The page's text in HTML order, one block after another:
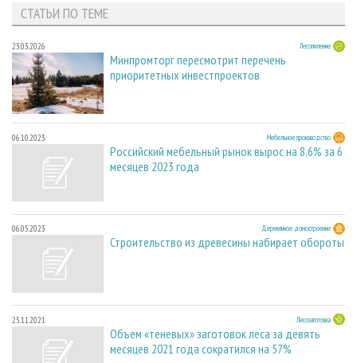
СТАТЬИ ПО ТЕМЕ
23.03.2026 Лесопиление
Минпромторг пересмотрит перечень
приоритетных инвестпроектов
06.10.2023 Мебельное производство
Российский мебельный рынок вырос на 8,6% за 6
месяцев 2023 года
06.05.2023 Деревянное домостроение
Строительство из древесины набирает обороты
25.11.2021 Лесозаготовка
Объем «теневых» заготовок леса за девять
месяцев 2021 года сократился на 57%